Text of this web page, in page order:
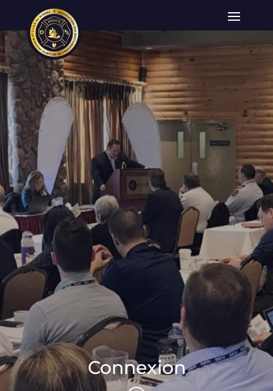
Connexion